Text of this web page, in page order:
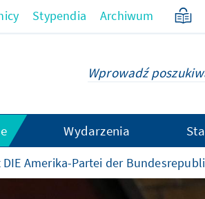
Stypendia Archiwum
Wydarzenia
DIE Amerika-Partei der